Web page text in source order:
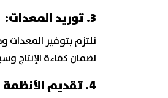
3. توريد المعدات:
نلتزم بتوفير المعدات
لضمان كفاءة الإنتاج
4. تقديم الأنظمة الإدارية المتكاملة: